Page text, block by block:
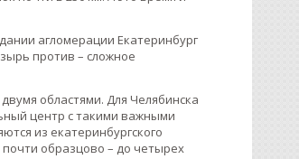
агломерации Екатеринбург
против – сложное
областями. Для Челябинска
центр с такими важными
из екатеринбургского
почти образцово – до четырех